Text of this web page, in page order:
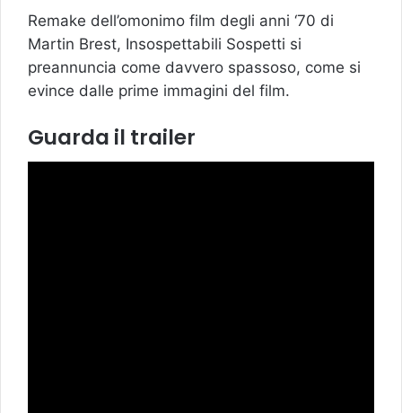
Remake dell’omonimo film degli anni ‘70 di
Martin Brest, Insospettabili Sospetti si
preannuncia come davvero spassoso, come si
evince dalle prime immagini del film.
Guarda il trailer